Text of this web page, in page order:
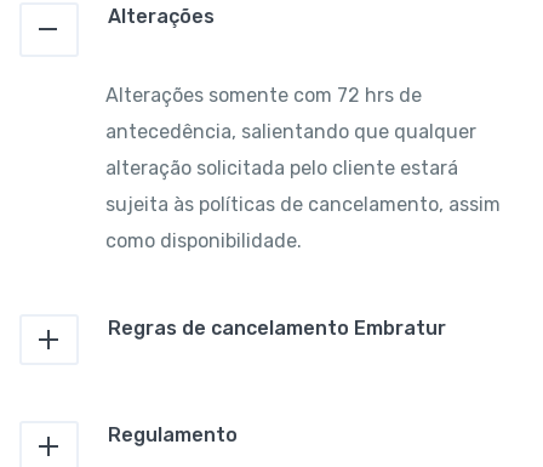
Alterações
Alterações somente com 72 hrs de
antecedência, salientando que qualquer
alteração solicitada pelo cliente estará
sujeita às políticas de cancelamento, assim
como disponibilidade.
Regras de cancelamento Embratur
Regulamento